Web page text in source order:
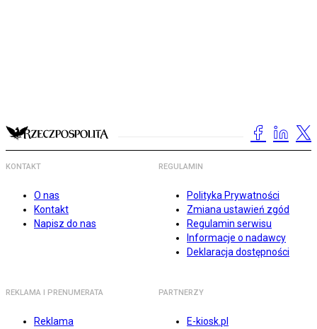
KONTAKT
O nas
Kontakt
Napisz do nas
REGULAMIN
Polityka Prywatności
Zmiana ustawień zgód
Regulamin serwisu
Informacje o nadawcy
Deklaracja dostępności
REKLAMA I PRENUMERATA
Reklama
PARTNERZY
E-kiosk.pl